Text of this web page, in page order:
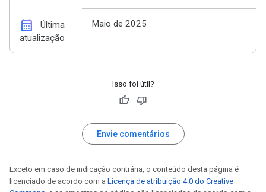
calendar_month
Última
atualização
Maio de 2025
Isso foi útil?
Envie comentários
Exceto em caso de indicação contrária, o conteúdo desta página é
licenciado de acordo com a Licença de atribuição 4.0 do Creative